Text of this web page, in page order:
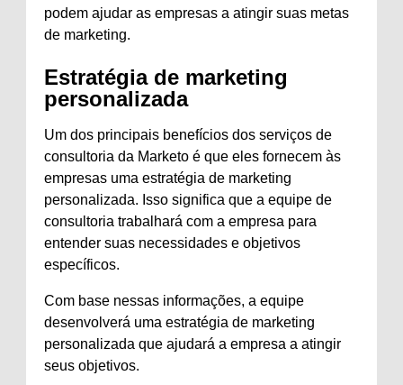
podem ajudar as empresas a atingir suas metas
de marketing.
Estratégia de marketing
personalizada
Um dos principais benefícios dos serviços de
consultoria da Marketo é que eles fornecem às
empresas uma estratégia de marketing
personalizada. Isso significa que a equipe de
consultoria trabalhará com a empresa para
entender suas necessidades e objetivos
específicos.
Com base nessas informações, a equipe
desenvolverá uma estratégia de marketing
personalizada que ajudará a empresa a atingir
seus objetivos.